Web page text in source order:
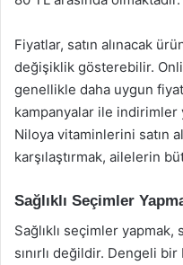
Fiyatlar, satın alınacak
değişiklik gösterebilir.
genellikle daha uygun
kampanyalar ile
Niloya vitaminlerini satın
karşılaştırmak, ailelerin
Sağlıklı Seçimler
Sağlıklı seçimler
sınırlı değildir. Dengeli